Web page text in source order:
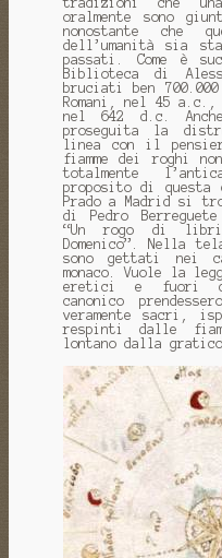
oralmente sono
nonostante che
dell’umanità sia
passati. Come è
Biblioteca di
bruciati ben
Romani, nel 45 a.c.,
nel 642 d.c.
proseguita la
linea con il
fiamme dei roghi
totalmente
proposito di questa
Prado a Madrid si
di Pedro
“Un rogo di
Domenico”. Nella
sono gettati nei
monaco. Vuole la
eretici e fuori
canonico
veramente sacri,
respinti dalle
lontano dalla